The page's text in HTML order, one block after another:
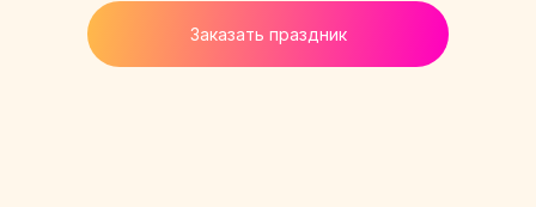
Заказать праздник